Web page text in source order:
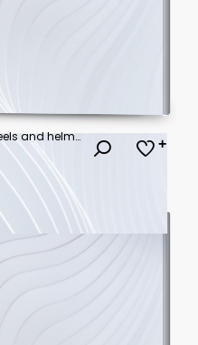
Set of nautical ship steering wheels and helm designs in various styles and configurations for maritime and boating equipment as black and white vector illustrations